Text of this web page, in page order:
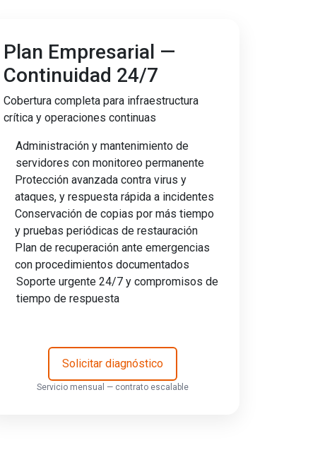
Plan Empresarial —
Continuidad 24/7
Cobertura completa para infraestructura
crítica y operaciones continuas
Administración y mantenimiento de
servidores con monitoreo permanente
Protección avanzada contra virus y
ataques, y respuesta rápida a incidentes
Conservación de copias por más tiempo
y pruebas periódicas de restauración
Plan de recuperación ante emergencias
con procedimientos documentados
Soporte urgente 24/7 y compromisos de
tiempo de respuesta
Solicitar diagnóstico
Servicio mensual — contrato escalable